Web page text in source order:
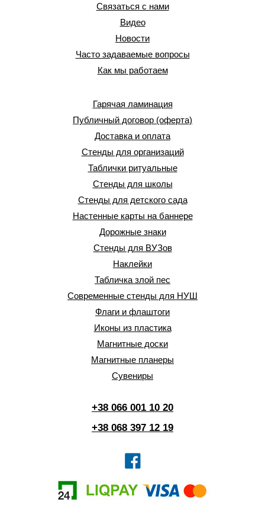
Связаться с нами
Видео
Новости
Часто задаваемые вопросы
Как мы работаем
Гарячая ламинация
Публичный договор (оферта)
Доставка и оплата
Стенды для организаций
Таблички ритуальные
Стенды для школы
Стенды для детского сада
Настенные карты на баннере
Дорожные знаки
Стенды для ВУЗов
Наклейки
Табличка злой пес
Современные стенды для НУШ
Флаги и флаштоги
Иконы из пластика
Магнитные доски
Магнитные планеры
Сувениры
+38 066 001 10 20
+38 068 397 12 19